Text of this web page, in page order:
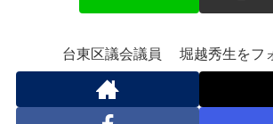
台東区議会議員 堀越秀生をフ